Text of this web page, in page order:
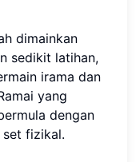
dimainkan
sedikit latihan,
irama dan
yang
dengan
set fizikal.